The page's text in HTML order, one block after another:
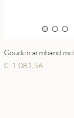
1.081,56